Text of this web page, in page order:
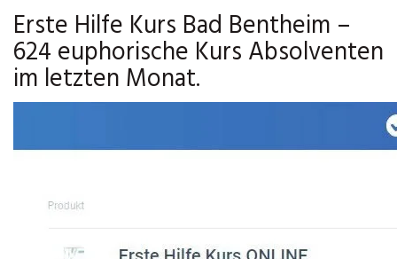
Erste Hilfe Kurs Bad Bentheim –
624 euphorische Kurs Absolventen
im letzten Monat.